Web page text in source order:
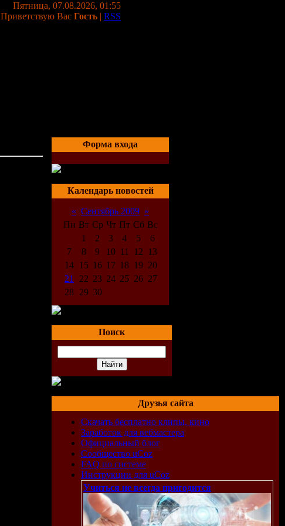
Пятница, 07.08.2026, 01:55
Приветствую Вас Гость | RSS
Форма входа
Календарь новостей
« Сентябрь 2009 »
Пн Вт Ср Чт Пт Сб Вс
1
2 3 4 5
6
7
8 9 10 11 12
13
14
15 16 17 18 19 20
21
22 23 24 25 26 27
28 29 30
Поиск
Друзья сайта
Скачать бесплатно клипы, кино
Заработок для вебмастера
Официальный блог
Сообщество uCoz
FAQ по системе
Инструкции для uCoz
Учиться не всегда пригодится